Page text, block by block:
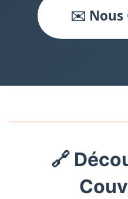
✉️ Nous
🔗